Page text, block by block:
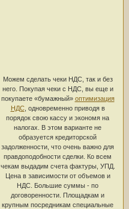
Можем сделать чеки НДС, так и без
него. Покупая чеки с НДС, вы еще и
покупаете «бумажный» оптимизация
НДС, одновременно приводя в
порядок свою кассу и экономя на
налогах. В этом варианте не
образуется кредиторской
задолженности, что очень важно для
правдоподобности сделки. Ко всем
чекам выдадим счета фактуры, УПД.
Цена в зависимости от объемов и
НДС. Большие суммы - по
договоренности. Площадкам и
крупным посредникам специальные